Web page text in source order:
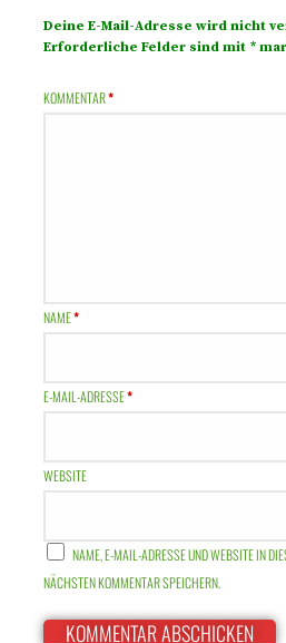
Deine E-Mail-Adresse wird nicht
Erforderliche Felder sind mit *
KOMMENTAR*
NAME*
E-MAIL-ADRESSE*
WEBSITE
NAME, E-MAIL-ADRESSE UND WEBSITE IN
NÄCHSTEN KOMMENTAR SPEICHERN.